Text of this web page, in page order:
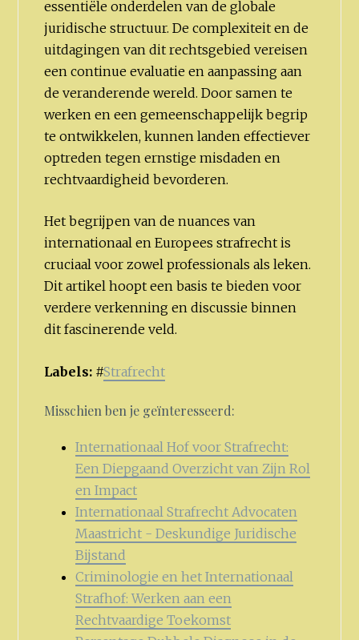
essentiële onderdelen van de globale
juridische structuur. De complexiteit en de
uitdagingen van dit rechtsgebied vereisen
een continue evaluatie en aanpassing aan
de veranderende wereld. Door samen te
werken en een gemeenschappelijk begrip
te ontwikkelen, kunnen landen effectiever
optreden tegen ernstige misdaden en
rechtvaardigheid bevorderen.
Het begrijpen van de nuances van
internationaal en Europees strafrecht is
cruciaal voor zowel professionals als leken.
Dit artikel hoopt een basis te bieden voor
verdere verkenning en discussie binnen
dit fascinerende veld.
Labels: #Strafrecht
Misschien ben je geïnteresseerd:
Internationaal Hof voor Strafrecht:
Een Diepgaand Overzicht van Zijn Rol
en Impact
Internationaal Strafrecht Advocaten
Maastricht - Deskundige Juridische
Bijstand
Criminologie en het Internationaal
Strafhof: Werken aan een
Rechtvaardige Toekomst